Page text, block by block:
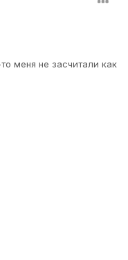
меня не засчитали как